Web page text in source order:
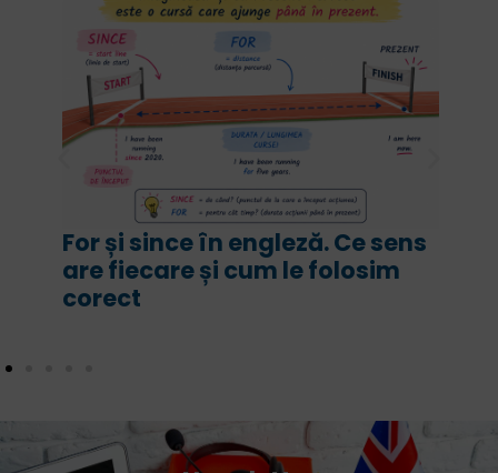
For și since în engleză. Ce sens
are fiecare și cum le folosim
corect